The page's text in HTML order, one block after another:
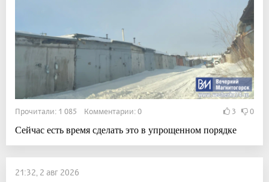
Прочитали: 1 085 Комментарии: 0 3 0
Сейчас есть время сделать это в упрощенном порядке
21:32, 2 авг 2026